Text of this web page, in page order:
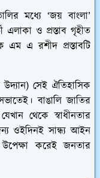
মধ্যে ‘জয় বাংলা’
এলাকা ও প্রস্তাব গৃহীত
এম এ রশীদ প্রস্তাবটি
উদ্যান) সেই ঐতিহাসিক
বাঙালি জাতির
থেকে স্বাধীনতার
ওইদিনই সান্ধ্য আইন
করেই জনতার